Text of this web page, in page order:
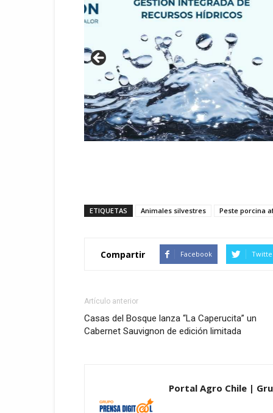
ETIQUETAS Animales silvestres Peste porcina
Compartir Facebook
Artículo anterior
Casas del Bosque lanza “La Caperucita” un
Cabernet Sauvignon de edición limitada
Portal Agro Chile |